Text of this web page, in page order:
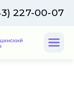
227-00-07